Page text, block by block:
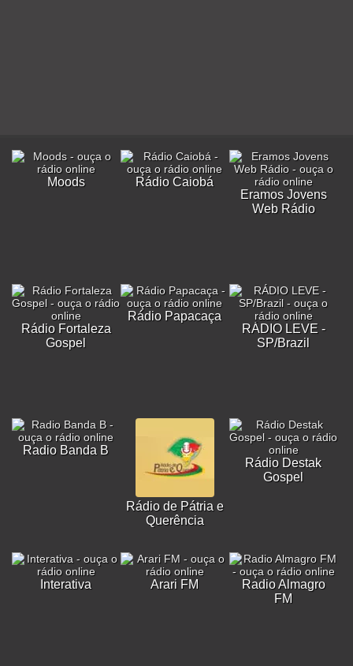
Moods
Rádio Caiobá
Eramos Jovens
Web Rádio
Rádio Fortaleza
Gospel
Rádio Papacaça
RÁDIO LEVE -
SP/Brazil
Radio Banda B
Rádio de Pátria e
Querência
Rádio Destak
Gospel
Interativa Arari FM
Radio Almagro
FM